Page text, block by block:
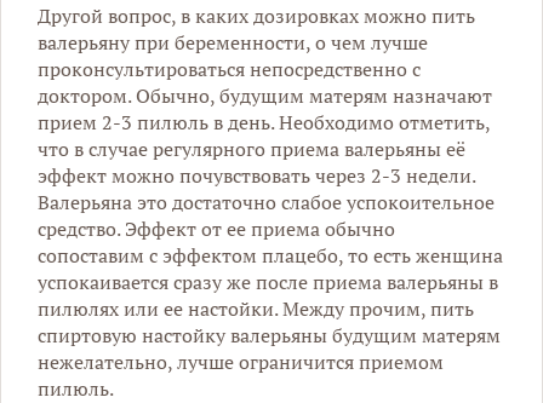
Другой вопрос, в каких дозировках можно пить
валерьяну при беременности, о чем лучше
проконсультироваться непосредственно с
доктором. Обычно, будущим матерям назначают
прием 2-3 пилюль в день. Необходимо отметить,
что в случае регулярного приема валерьяны её
эффект можно почувствовать через 2-3 недели.
Валерьяна это достаточно слабое успокоительное
средство. Эффект от ее приема обычно
сопоставим с эффектом плацебо, то есть женщина
успокаивается сразу же после приема валерьяны в
пилюлях или ее настойки. Между прочим, пить
спиртовую настойку валерьяны будущим матерям
нежелательно, лучше ограничится приемом
пилюль.